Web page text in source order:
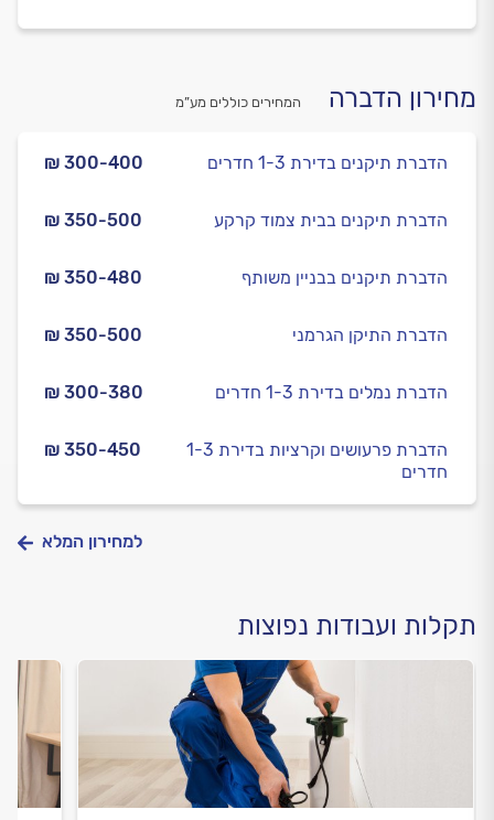
מחירון הדברה המחירים כוללים מע”מ
₪ 300-400 הדברת תיקנים בדירת 1-3 חדרים
₪ 350-500 הדברת תיקנים בבית צמוד קרקע
₪ 350-480 הדברת תיקנים בבניין משותף
₪ 350-500 הדברת התיקן הגרמני
₪ 300-380 הדברת נמלים בדירת 1-3 חדרים
₪ 350-450
הדברת פרעושים וקרציות בדירת 1-3
חדרים
למחירון המלא
תקלות ועבודות נפוצות